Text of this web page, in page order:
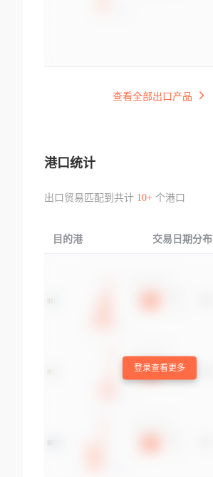
查看全部出口产品
港口统计
出口贸易匹配到共计 10+个港口
目的港 交易日期分布
登录查看更多